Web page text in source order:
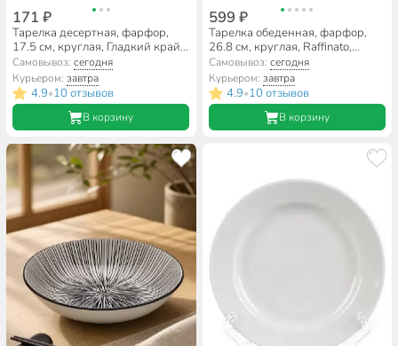
171 ₽
Тарелка десертная, фарфор,
17.5 см, круглая, Гладкий край
Мгновения весны, Дулевский
фарфор, 118192
Самовывоз:сегодня
Курьером:завтра
4.9•10 отзывов
В корзину
599 ₽
Тарелка обеденная, фарфор,
26.8 см, круглая, Raffinato,
Apollo, RFN-26
Самовывоз: сегодня
Курьером: завтра
4.9•10 отзывов
В корзину